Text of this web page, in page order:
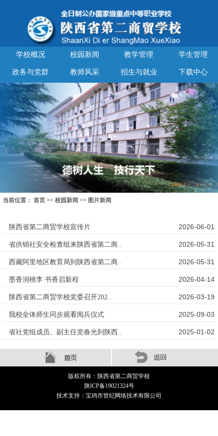
学校概况 校园新闻 教学管理 学生管理
政务与党群 教师风采 招生与就业 下载中心
当前位置： 首页 >> 校园新闻 >> 图片新闻
陕西省第二商贸学校宣传片 2026-06-01
省供销社安全检查组来陕西省第二商.. 2026-05-31
西藏阿里地区教育局到陕西省第二商.. 2026-05-31
墨香润桃李 书香启新程 2026-04-14
陕西省第二商贸学校党委召开202.. 2026-03-19
我校全体师生同步观看阅兵仪式 2025-09-03
省社党组成员、副主任党春光到陕西.. 2025-01-02
版权所有：陕西省第二商贸学校
陕ICP备19021324号
技术支持：宝鸡市世纪网络技术有限公司